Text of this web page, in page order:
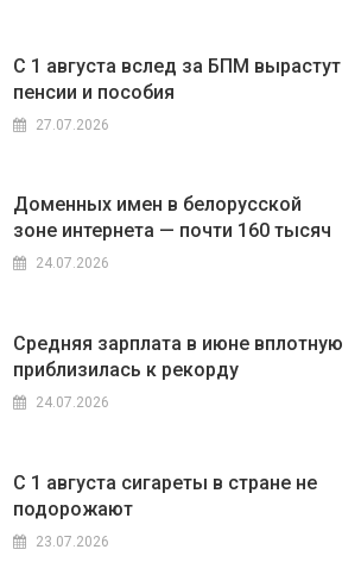
С 1 августа вслед за БПМ вырастут
пенсии и пособия
27.07.2026
Доменных имен в белорусской
зоне интернета — почти 160 тысяч
24.07.2026
Средняя зарплата в июне вплотную
приблизилась к рекорду
24.07.2026
С 1 августа сигареты в стране не
подорожают
23.07.2026